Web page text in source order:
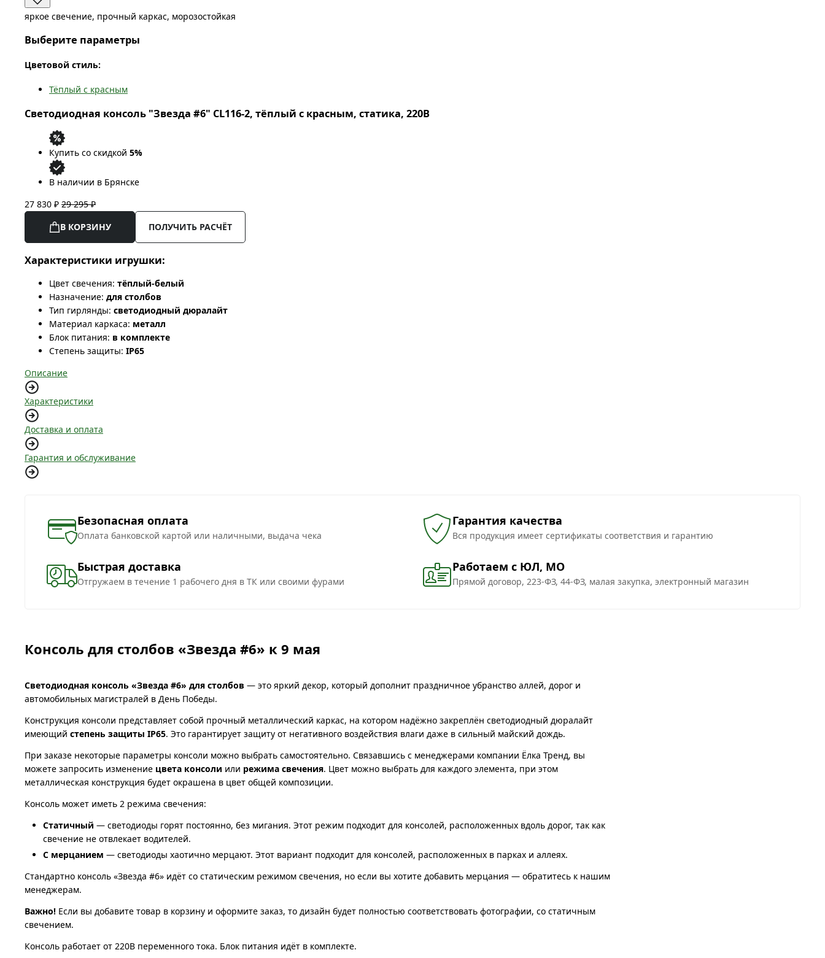
яркое свечение, прочный каркас, морозостойкая
Выберите параметры
Цветовой стиль:
Тёплый с красным
Светодиодная консоль "Звезда #6" CL116-2, тёплый с красным, статика, 220В
Купить со скидкой 5%
В наличии в Брянске
27 830 ₽ 29 295 ₽
В КОРЗИНУ
ПОЛУЧИТЬ РАСЧЁТ
Характеристики игрушки:
Цвет свечения: тёплый-белый
Назначение: для столбов
Тип гирлянды: светодиодный дюралайт
Материал каркаса: металл
Блок питания: в комплекте
Степень защиты: IP65
Описание
Характеристики
Доставка и оплата
Гарантия и обслуживание
Безопасная оплата
Оплата банковской картой или наличными, выдача чека
Гарантия качества
Вся продукция имеет сертификаты соответствия и гарантию
Быстрая доставка
Отгружаем в течение 1 рабочего дня в ТК или своими фурами
Работаем с ЮЛ, МО
Прямой договор, 223-ФЗ, 44-ФЗ, малая закупка, электронный магазин
Консоль для столбов «Звезда #6» к 9 мая
Светодиодная консоль «Звезда #6» для столбов — это яркий декор, который дополнит праздничное убранство аллей, дорог и
автомобильных магистралей в День Победы.
Конструкция консоли представляет собой прочный металлический каркас, на котором надёжно закреплён светодиодный дюралайт
имеющий степень защиты IP65. Это гарантирует защиту от негативного воздействия влаги даже в сильный майский дождь.
При заказе некоторые параметры консоли можно выбрать самостоятельно. Связавшись с менеджерами компании Ёлка Тренд, вы
можете запросить изменение цвета консоли или режима свечения. Цвет можно выбрать для каждого элемента, при этом
металлическая конструкция будет окрашена в цвет общей композиции.
Консоль может иметь 2 режима свечения:
Статичный — светодиоды горят постоянно, без мигания. Этот режим подходит для консолей, расположенных вдоль дорог, так как
свечение не отвлекает водителей.
С мерцанием — светодиоды хаотично мерцают. Этот вариант подходит для консолей, расположенных в парках и аллеях.
Стандартно консоль «Звезда #6» идёт со статическим режимом свечения, но если вы хотите добавить мерцания — обратитесь к нашим
менеджерам.
Важно! Если вы добавите товар в корзину и оформите заказ, то дизайн будет полностью соответствовать фотографии, со статичным
свечением.
Консоль работает от 220В переменного тока. Блок питания идёт в комплекте.